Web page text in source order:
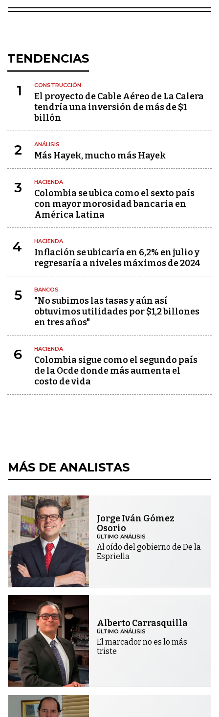
TENDENCIAS
1 CONSTRUCCIÓN
El proyecto de Cable Aéreo de La Calera
tendría una inversión de más de $1
billón
2 ANÁLISIS
Más Hayek, mucho más Hayek
3 HACIENDA
Colombia se ubica como el sexto país
con mayor morosidad bancaria en
América Latina
4 HACIENDA
Inflación se ubicaría en 6,2% en julio y
regresaría a niveles máximos de 2024
5 BANCOS
"No subimos las tasas y aún así
obtuvimos utilidades por $1,2 billones
en tres años"
6 HACIENDA
Colombia sigue como el segundo país
de la Ocde donde más aumenta el
costo de vida
MÁS DE ANALISTAS
Jorge Iván Gómez
Osorio
ÚLTIMO ANÁLISIS
Al oído del gobierno de De la
Espriella
Alberto Carrasquilla
ÚLTIMO ANÁLISIS
El marcador no es lo más
triste